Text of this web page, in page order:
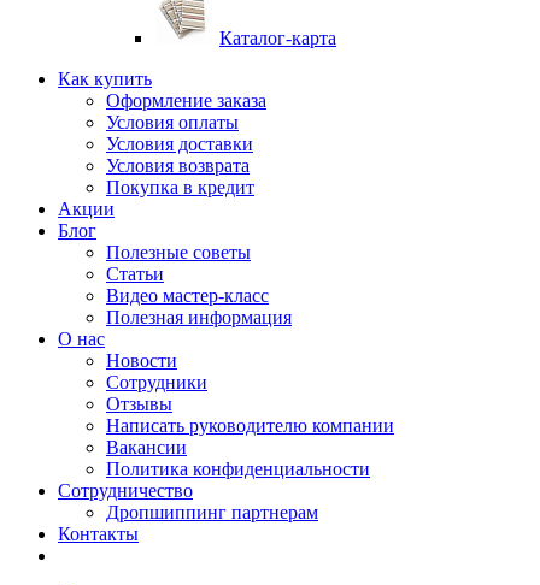
Каталог-карта
Как купить
Оформление заказа
Условия оплаты
Условия доставки
Условия возврата
Покупка в кредит
Акции
Блог
Полезные советы
Статьи
Видео мастер-класс
Полезная информация
О нас
Новости
Сотрудники
Отзывы
Написать руководителю компании
Вакансии
Политика конфиденциальности
Сотрудничество
Дропшиппинг партнерам
Контакты